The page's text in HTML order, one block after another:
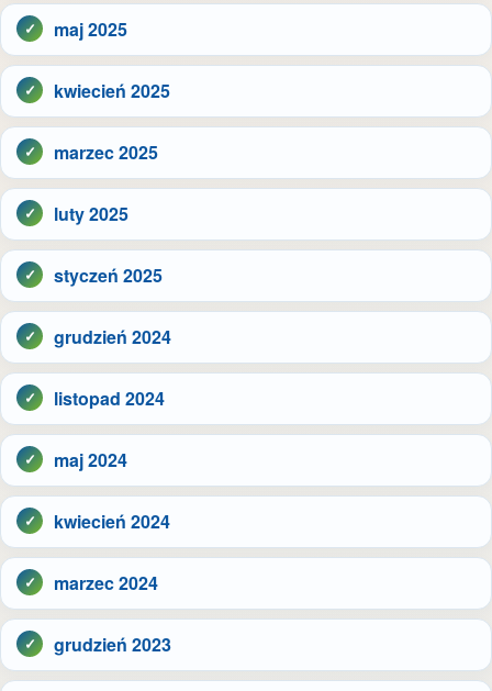
maj 2025
kwiecień 2025
marzec 2025
luty 2025
styczeń 2025
grudzień 2024
listopad 2024
maj 2024
kwiecień 2024
marzec 2024
grudzień 2023